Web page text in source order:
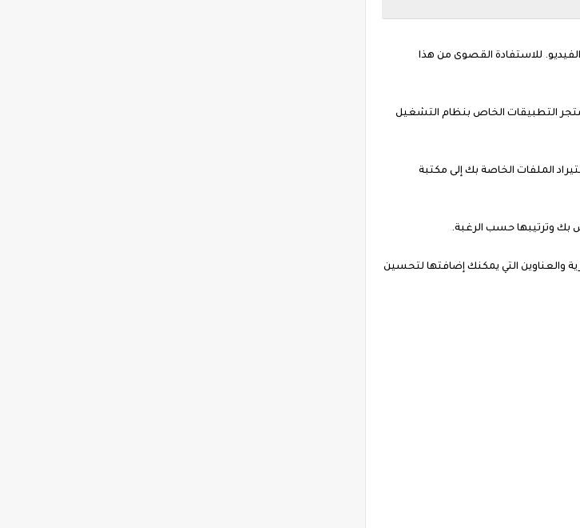
للاستفادة القصوى من هذا
التطبيقات الخاص بنظام التشغيل
الملفات الخاصة بك إلى مكتبة
والعناوين التي يمكنك إضافتها لتحسين